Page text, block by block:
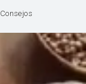
Consejos